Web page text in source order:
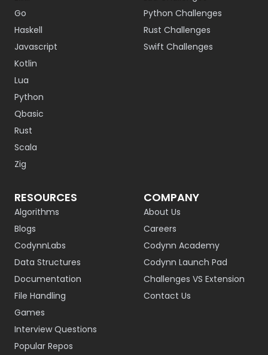
Go
Haskell
Javascript
Kotlin
Lua
Python
Qbasic
Rust
Scala
Zig
Python Challenges
Rust Challenges
Swift Challenges
RESOURCES
Algorithms
Blogs
CodynnLabs
Data Structures
Documentation
File Handling
Games
Interview Questions
Popular Repos
COMPANY
About Us
Careers
Codynn Academy
Codynn Launch Pad
Challenges VS Extension
Contact Us